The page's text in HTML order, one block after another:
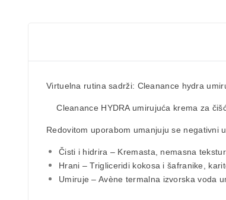
Virtuelna rutina sadrži: Cleanance hydra
Cleanance HYDRA umirujuća krema za
Redovitom uporabom umanjuju se negativni
Čisti i hidrira – Kremasta, nemasna
Hrani – Trigliceridi kokosa i šafranike,
Umiruje – Avène termalna izvorska voda